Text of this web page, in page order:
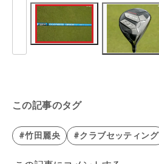
この記事のタグ
#竹田麗央 #クラブセッティング